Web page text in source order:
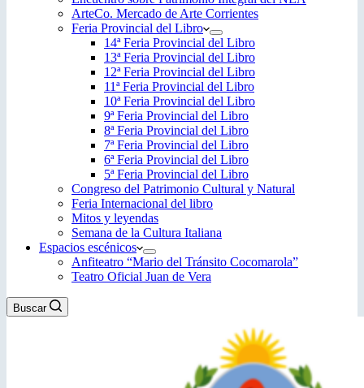
ArteCo. Mercado de Arte Corrientes
Feria Provincial del Libro
14ª Feria Provincial del Libro
13ª Feria Provincial del Libro
12ª Feria Provincial del Libro
11ª Feria Provincial del Libro
10ª Feria Provincial del Libro
9ª Feria Provincial del Libro
8ª Feria Provincial del Libro
7ª Feria Provincial del Libro
6ª Feria Provincial del Libro
5ª Feria Provincial del Libro
Congreso del Patrimonio Cultural y Natural
Feria Internacional del libro
Mitos y leyendas
Semana de la Cultura Italiana
Espacios escénicos
Anfiteatro “Mario del Tránsito Cocomarola”
Teatro Oficial Juan de Vera
Buscar